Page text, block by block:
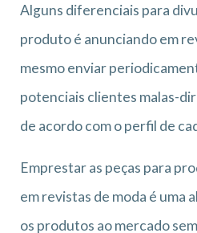
Alguns diferenciais para
produto é anunciando em
mesmo enviar
potenciais clientes malas-
de acordo com o perfil de
Emprestar as peças para
em revistas de moda é uma
os produtos ao mercado